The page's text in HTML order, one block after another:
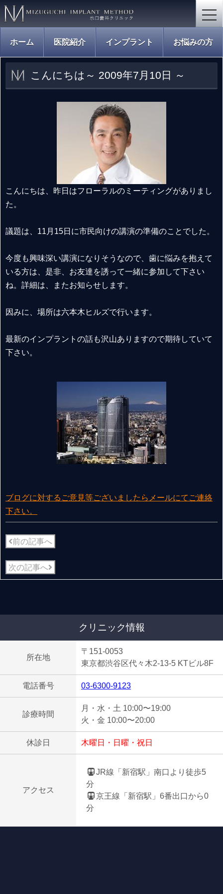
ホーム 医院紹介 インプラント お悩みの方
こんにちは～ 2009年7月10日 ～
こんにちは、昨日はフローラルのミーティングがありまし
た。
議題は、11月15日に市民向けの講演の準備のことでした。
今度も興味深い講演になりそうなので、歯に悩みを抱えて
いる方は、是非、お友達を誘って一緒に参加して下さい
ね。詳細は、またお知らせします。
因みに、場所は六本木ヒルズで行います。
最新のインプラントの話も沢山ありますので期待していて
下さい。
ブログに対するご意見等ございましたらメールにてご連絡
下さい。
前の記事へ
次の記事へ
クリニック情報
所在地
〒151-0053
東京都渋谷区代々木2-13-5 KTビル8F
電話番号 03-6300-9123
診療時間
月・水・土 10:00〜19:00
火・金 10:00〜20:00
休診日 木曜日・日曜・祝日
アクセス
JR線「新宿駅」南口より徒歩5
分
京王線「新宿駅」6番出口から0
分